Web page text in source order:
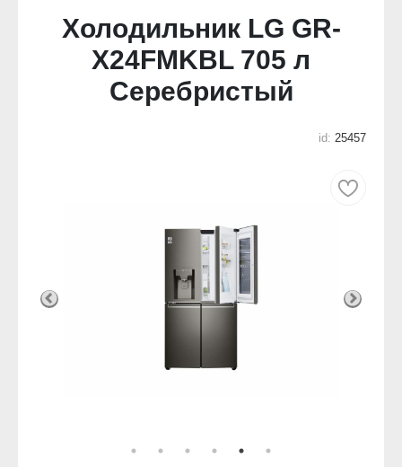
Холодильник LG GR-
X24FMKBL 705 л
Серебристый
id: 25457